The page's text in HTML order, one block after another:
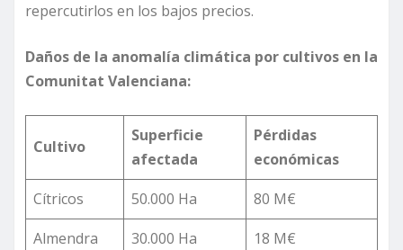
repercutirlos en los bajos precios.
Daños de la anomalía climática por cultivos en la
Comunitat Valenciana:
Cultivo
Superficie
afectada
Pérdidas
económicas
Cítricos
50.000 Ha
80 M€
Almendra
30.000 Ha
18 M€